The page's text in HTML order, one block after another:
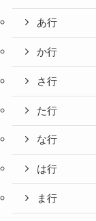
あ行
か行
さ行
た行
な行
は行
ま行